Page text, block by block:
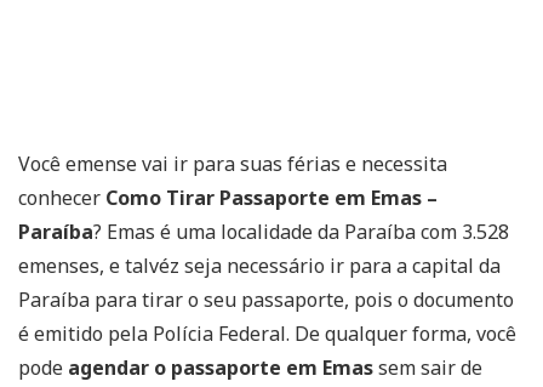
Você emense vai ir para suas férias e necessita
conhecer Como Tirar Passaporte em Emas –
Paraíba? Emas é uma localidade da Paraíba com 3.528
emenses, e talvéz seja necessário ir para a capital da
Paraíba para tirar o seu passaporte, pois o documento
é emitido pela Polícia Federal. De qualquer forma, você
pode agendar o passaporte em Emassem sair de